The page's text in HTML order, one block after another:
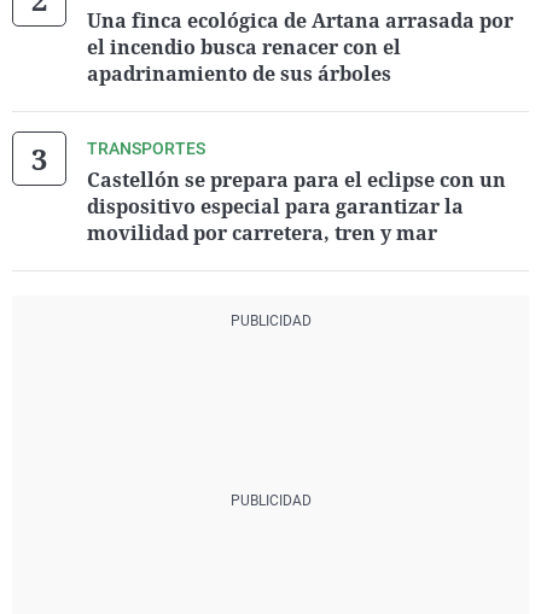
Una finca ecológica de Artana arrasada por
el incendio busca renacer con el
apadrinamiento de sus árboles
TRANSPORTES
Castellón se prepara para el eclipse con un
dispositivo especial para garantizar la
movilidad por carretera, tren y mar